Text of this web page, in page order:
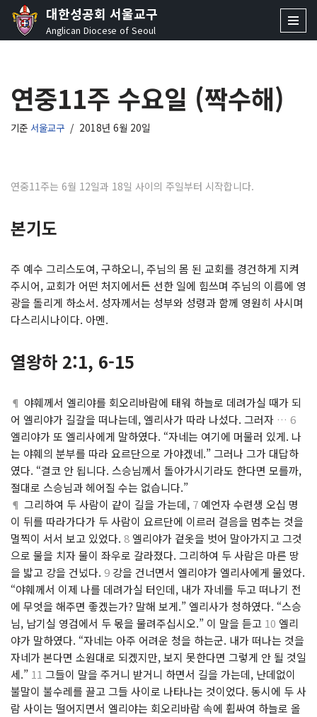
콘
로
건
너
대한성공회 서울교구
Anglican Diocese of Seoul
연중11주 수요일 (짝수해)
기준 서울교구 2018년 6월 20일
연중11주는 6월 12일과 18일 사이의 주일부터 시작합니다.
본기도
주 예수 그리스도여, 구하오니, 주님의 몸 된 교회를 경건하게 지켜
주시어, 교회가 어떤 처지에서든 선한 일에 힘쓰며 주님의 이름에 영
광을 돌리게 하소서. 성자께서는 성부와 성령과 함께 영원히 사시며
다스리시나이다. 아멘.
열왕하 2:1, 6-15
¶ 야훼께서 엘리야를 회오리바람에 태워 하늘로 데려가실 때가 되
어 엘리야가 길갈을 떠나는데, 엘리사가 따라 나섰다. 그러자 … 6
엘리야가 또 엘리사에게 말하였다. “자네는 여기에 머물러 있게. 나
는 야훼의 분부를 따라 요르단으로 가야겠네.” 그러나 그가 대답하
였다. “결코 안 됩니다. 스승님께서 돌아가시기라도 한다면 모를까,
절대로 스승님과 헤어질 수는 없습니다.”
¶ 그리하여 두 사람이 같이 길을 가는데, 7 예언자 수련생 오십 명
이 뒤를 따라가다가 두 사람이 요르단에 이르러 걸음을 멈추는 것을
멀찍이 서서 보고 있었다. 8 엘리야가 겉옷을 벗어 말아가지고 그것
으로 물을 치자 물이 좌우로 갈라졌다. 그리하여 두 사람은 마른 땅
을 밟고 강을 건넜다. 9 강을 건너면서 엘리야가 엘리사에게 물었다.
“야훼께서 이제 나를 데려가실 터인데, 내가 자네를 두고 떠나기 전
에 무엇을 해주면 좋겠는가? 말해 보게.” 엘리사가 청하였다. “스승
님, 남기실 영검에서 두 몫을 물려주십시오.” 이 말을 듣고 10 엘리
야가 말하였다. “자네는 아주 어려운 청을 하는군. 내가 떠나는 것을
자네가 본다면 소원대로 되겠지만, 보지 못한다면 그렇게 안 될 것일
세.” 11 그들이 말을 주거니 받거니 하면서 길을 가는데, 난데없이
불말이 불수레를 끌고 그들 사이로 나타나는 것이었다. 동시에 두 사
람 사이는 떨어지면서 엘리야는 회오리바람 속에 휩싸여 하늘로 올